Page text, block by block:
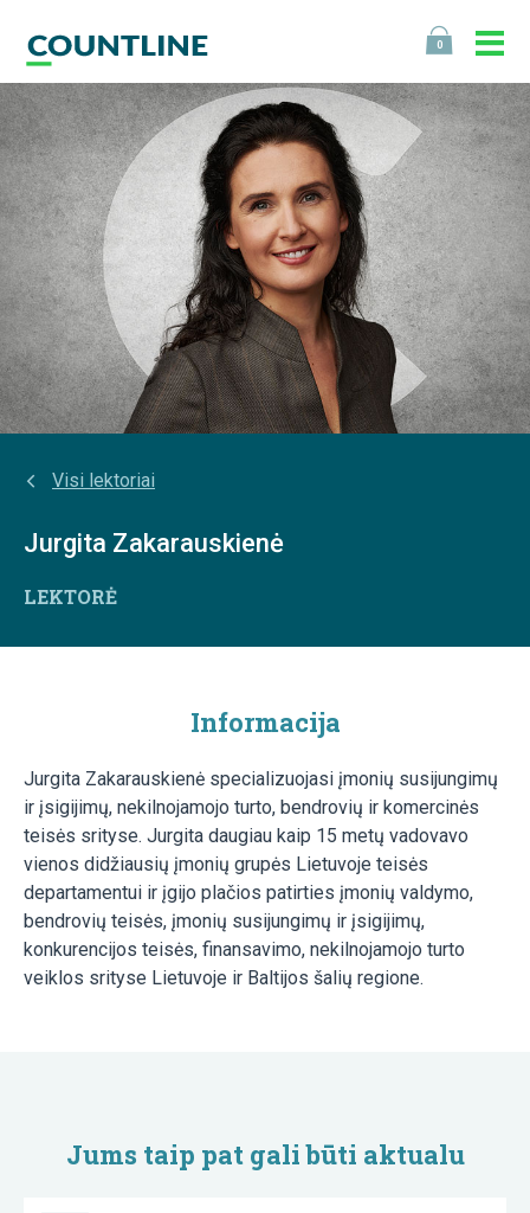
0
Visi lektoriai
Jurgita Zakarauskienė
LEKTORĖ
Informacija
Jurgita Zakarauskienė specializuojasi įmonių susijungimų
ir įsigijimų, nekilnojamojo turto, bendrovių ir komercinės
teisės srityse. Jurgita daugiau kaip 15 metų vadovavo
vienos didžiausių įmonių grupės Lietuvoje teisės
departamentui ir įgijo plačios patirties įmonių valdymo,
bendrovių teisės, įmonių susijungimų ir įsigijimų,
konkurencijos teisės, finansavimo, nekilnojamojo turto
veiklos srityse Lietuvoje ir Baltijos šalių regione.
Jums taip pat gali būti aktualu